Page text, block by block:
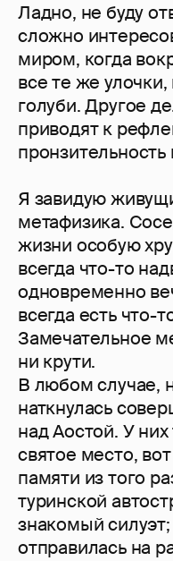
Ладно, не буду
сложно
миром, когда
все те же
голуби. Другое
приводят к
Я завидую
метафизика.
жизни особую
всегда что-то
одновременно
всегда есть что-
Замечательное
ни крути.
В любом случае,
наткнулась
над Аостой. У
святое место,
памяти из того
туринской
знакомый
отправилась на